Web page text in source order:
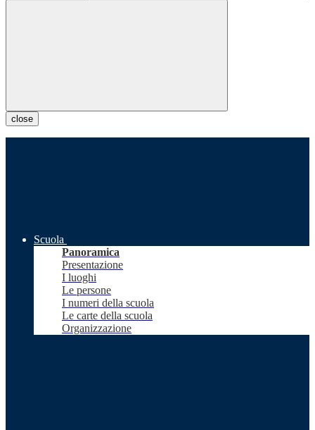
close
Scuola
Panoramica
Presentazione
I luoghi
Le persone
I numeri della scuola
Le carte della scuola
Organizzazione